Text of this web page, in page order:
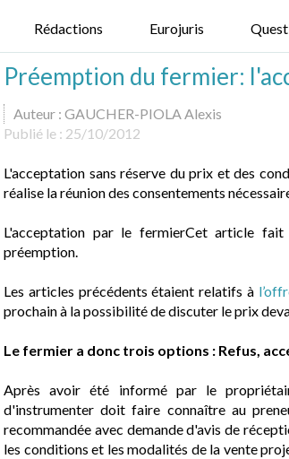
Rédactions Eurojuris
Préemption du fermier:
Auteur : GAUCHER-PIOLA Alexis
Publié le : 25/10/2012
L'acceptation sans réserve du prix et des
réalise la réunion des consentements
L'acceptation par le fermierCet article fait
préemption.
Les articles précédents étaient relatifs à
prochain à la possibilité de discuter le prix
Le fermier a donc trois options : Refus,
Après avoir été informé par le
d'instrumenter doit faire connaître au
recommandée avec demande d'avis de
les conditions et les modalités de la vente